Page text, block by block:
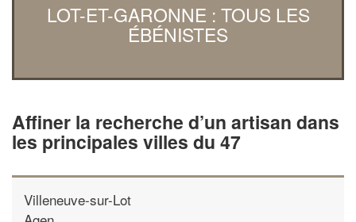
LOT-ET-GARONNE : TOUS LES
ÉBÉNISTES
Affiner la recherche d’un artisan dans
les principales villes du 47
Villeneuve-sur-Lot